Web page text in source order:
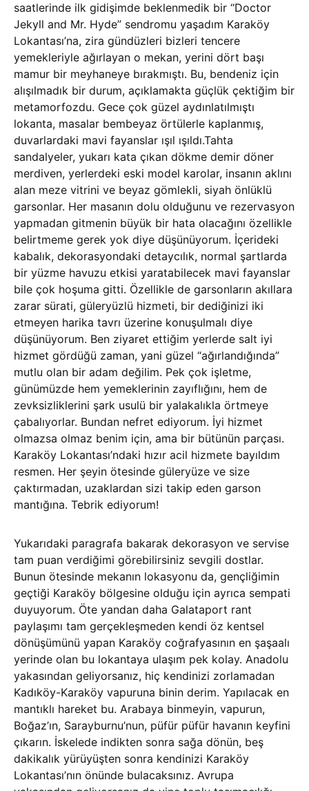
saatlerinde ilk gidişimde beklenmedik bir “Doctor
Jekyll and Mr. Hyde” sendromu yaşadım Karaköy
Lokantası’na, zira gündüzleri bizleri tencere
yemekleriyle ağırlayan o mekan, yerini dört başı
mamur bir meyhaneye bırakmıştı. Bu, bendeniz için
alışılmadık bir durum, açıklamakta güçlük çektiğim bir
metamorfozdu. Gece çok güzel aydınlatılmıştı
lokanta, masalar bembeyaz örtülerle kaplanmış,
duvarlardaki mavi fayanslar ışıl ışıldı.Tahta
sandalyeler, yukarı kata çıkan dökme demir döner
merdiven, yerlerdeki eski model karolar, insanın aklını
alan meze vitrini ve beyaz gömlekli, siyah önlüklü
garsonlar. Her masanın dolu olduğunu ve rezervasyon
yapmadan gitmenin büyük bir hata olacağını özellikle
belirtmeme gerek yok diye düşünüyorum. İçerideki
kabalık, dekorasyondaki detaycılık, normal şartlarda
bir yüzme havuzu etkisi yaratabilecek mavi fayanslar
bile çok hoşuma gitti. Özellikle de garsonların akıllara
zarar sürati, güleryüzlü hizmeti, bir dediğinizi iki
etmeyen harika tavrı üzerine konuşulmalı diye
düşünüyorum. Ben ziyaret ettiğim yerlerde salt iyi
hizmet gördüğü zaman, yani güzel “ağırlandığında”
mutlu olan bir adam değilim. Pek çok işletme,
günümüzde hem yemeklerinin zayıflığını, hem de
zevksizliklerini şark usulü bir yalakalıkla örtmeye
çabalıyorlar. Bundan nefret ediyorum. İyi hizmet
olmazsa olmaz benim için, ama bir bütünün parçası.
Karaköy Lokantası’ndaki hızır acil hizmete bayıldım
resmen. Her şeyin ötesinde güleryüze ve size
çaktırmadan, uzaklardan sizi takip eden garson
mantığına. Tebrik ediyorum!
Yukarıdaki paragrafa bakarak dekorasyon ve servise
tam puan verdiğimi görebilirsiniz sevgili dostlar.
Bunun ötesinde mekanın lokasyonu da, gençliğimin
geçtiği Karaköy bölgesine olduğu için ayrıca sempati
duyuyorum. Öte yandan daha Galataport rant
paylaşımı tam gerçekleşmeden kendi öz kentsel
dönüşümünü yapan Karaköy coğrafyasının en şaşaalı
yerinde olan bu lokantaya ulaşım pek kolay. Anadolu
yakasından geliyorsanız, hiç kendinizi zorlamadan
Kadıköy-Karaköy vapuruna binin derim. Yapılacak en
mantıklı hareket bu. Arabaya binmeyin, vapurun,
Boğaz’ın, Sarayburnu’nun, püfür püfür havanın keyfini
çıkarın. İskelede indikten sonra sağa dönün, beş
dakikalık yürüyüşten sonra kendinizi Karaköy
Lokantası’nın önünde bulacaksınız. Avrupa